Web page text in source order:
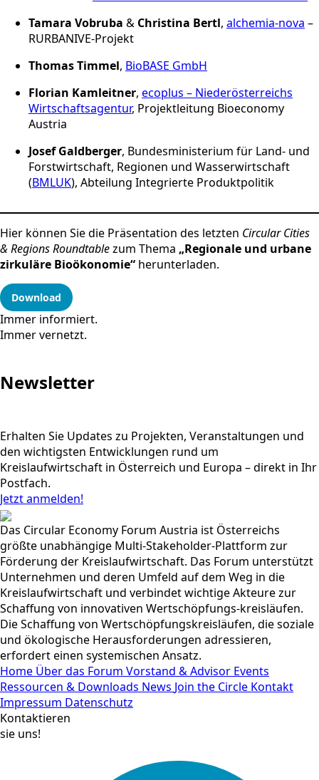
Tamara Vobruba & Christina Bertl, alchemia-nova –
RURBANIVE-Projekt
Thomas Timmel, BioBASE GmbH
Florian Kamleitner, ecoplus – Niederösterreichs
Wirtschaftsagentur, Projektleitung Bioeconomy
Austria
Josef Galdberger, Bundesministerium für Land- und
Forstwirtschaft, Regionen und Wasserwirtschaft
(BMLUK), Abteilung Integrierte Produktpolitik
Hier können Sie die Präsentation des letzten Circular Cities
& Regions Roundtablezum Thema „Regionale und urbane
zirkuläre Bioökonomie“ herunterladen.
Download
Immer informiert.
Immer vernetzt.
Newsletter
Erhalten Sie Updates zu Projekten, Veranstaltungen und
den wichtigsten Entwicklungen rund um
Kreislaufwirtschaft in Österreich und Europa – direkt in Ihr
Postfach.
Jetzt anmelden!
Das Circular Economy Forum Austria ist Österreichs
größte unabhängige Multi-Stakeholder-Plattform zur
Förderung der Kreislaufwirtschaft. Das Forum unterstützt
Unternehmen und deren Umfeld auf dem Weg in die
Kreislaufwirtschaft und verbindet wichtige Akteure zur
Schaffung von innovativen Wertschöpfungs-kreisläufen.
Die Schaffung von Wertschöpfungskreisläufen, die soziale
und ökologische Herausforderungen adressieren,
erfordert einen systemischen Ansatz.
Home Über das Forum Vorstand & Advisor Events
Ressourcen & Downloads News Join the Circle Kontakt
Impressum Datenschutz
Kontaktieren
sie uns!